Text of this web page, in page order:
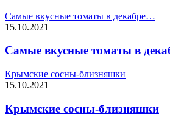
Самые вкусные томаты в декабре…
15.10.2021
Самые вкусные томаты в
Крымские сосны-близняшки
15.10.2021
Крымские сосны-близняшки